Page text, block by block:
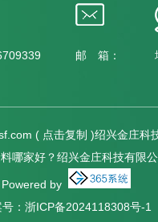
邮 箱：
( 点击复制 )绍兴金庄科
哪家好？绍兴金庄科技有限
Powered by
： 浙ICP备2024118308号-1